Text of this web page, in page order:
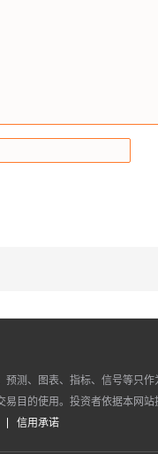
测、图表、指标、信号等只
目的使用。投资者依据本网
信用承诺